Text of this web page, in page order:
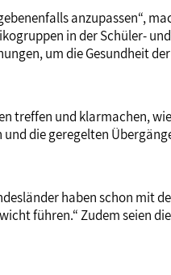
anzupassen“,
in der Schüler-
um die Gesundheit
treffen und klarmachen,
die geregelten
haben schon mit
führen.“ Zudem seien